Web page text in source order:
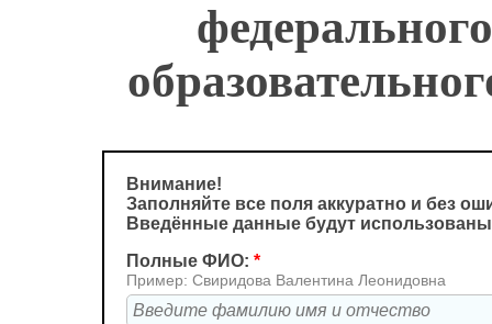
Внимание!
Заполняйте все поля аккуратно и без
Введённые данные будут
Полные ФИО: *
Пример: Свиридова Валентина Леонидовна